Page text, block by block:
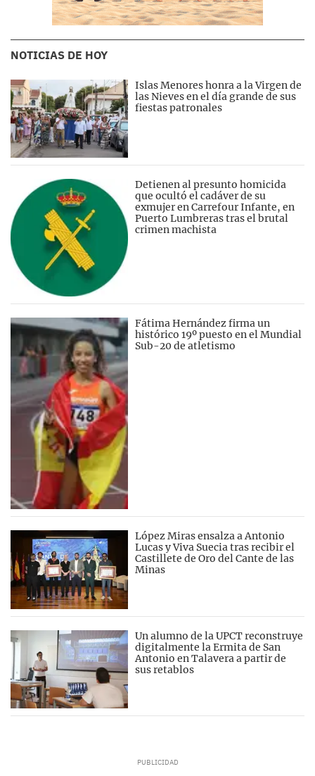
NOTICIAS DE HOY
Islas Menores honra a la Virgen de
las Nieves en el día grande de sus
fiestas patronales
Detienen al presunto homicida
que ocultó el cadáver de su
exmujer en Carrefour Infante, en
Puerto Lumbreras tras el brutal
crimen machista
Fátima Hernández firma un
histórico 19º puesto en el Mundial
Sub-20 de atletismo
López Miras ensalza a Antonio
Lucas y Viva Suecia tras recibir el
Castillete de Oro del Cante de las
Minas
Un alumno de la UPCT reconstruye
digitalmente la Ermita de San
Antonio en Talavera a partir de
sus retablos